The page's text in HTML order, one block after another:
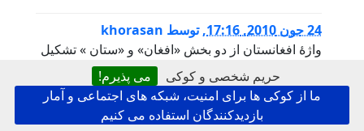
حریم شخصی و کوکی
می پذیرم!
ما از کوکی ها برای امنیت، شبکه های اجتماعی و آمار
بازدیدکنندگان استفاده می کنیم
24 جون 2010, 17:16 ,توسط khorasan
واژهٔ افغانستان از دو بخش «افغان» و «ستان » تشکیل
شده‌است. واژهٔ افغان برابر با معنای قوم پشتون
بوده‌است و پسوند ستان در زبان‌های منطقه به معنای
جای یا سرزمین است. واژهٔ افغانستان به عنوان نام یک
کشور در سال ۱۳۰۲ هجری خورشیدی (۱۹۲۳) و در